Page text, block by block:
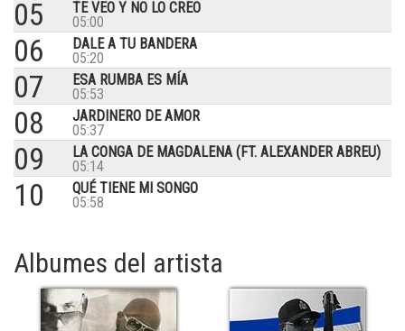
05
TE VEO Y NO LO CREO
05:00
06
DALE A TU BANDERA
05:20
07
ESA RUMBA ES MÍA
05:53
08
JARDINERO DE AMOR
05:37
09
LA CONGA DE MAGDALENA (FT. ALEXANDER ABREU)
05:14
10
QUÉ TIENE MI SONGO
05:58
Albumes del artista